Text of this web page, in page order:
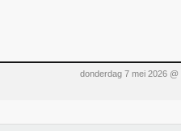
donderdag 7 mei 2026 @